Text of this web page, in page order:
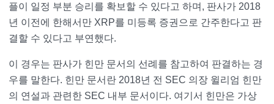
플이 일정 부분 승리를 확보할 수 있다고 하며, 판사가 2018
년 이전에 한해서만 XRP를 미등록 증권으로 간주한다고 판
결할 수 있다고 부연했다.
이 경우는 판사가 힌만 문서의 선례를 참고하여 판결하는 경
우를 말한다. 힌만 문서란 2018년 전 SEC 의장 윌리엄 힌만
의 연설과 관련한 SEC 내부 문서이다. 여기서 힌만은 가상